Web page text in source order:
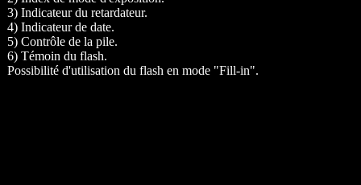
3) Indicateur du retardateur.
4) Indicateur de date.
5) Contrôle de la pile.
6) Témoin du flash.
Possibilité d'utilisation du flash en mode "Fill-in".